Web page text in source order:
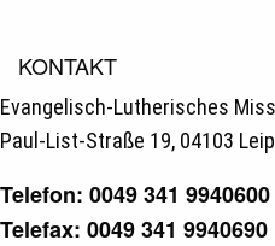
KONTAKT
Evangelisch-Lutherisches
Paul-List-Straße 19, 04103
Telefon: 0049 341 9940600
Telefax: 0049 341 9940690